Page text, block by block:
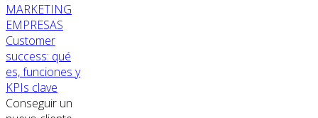
MARKETING
EMPRESAS
Customer
success: qué
es, funciones y
KPIs clave
Conseguir un